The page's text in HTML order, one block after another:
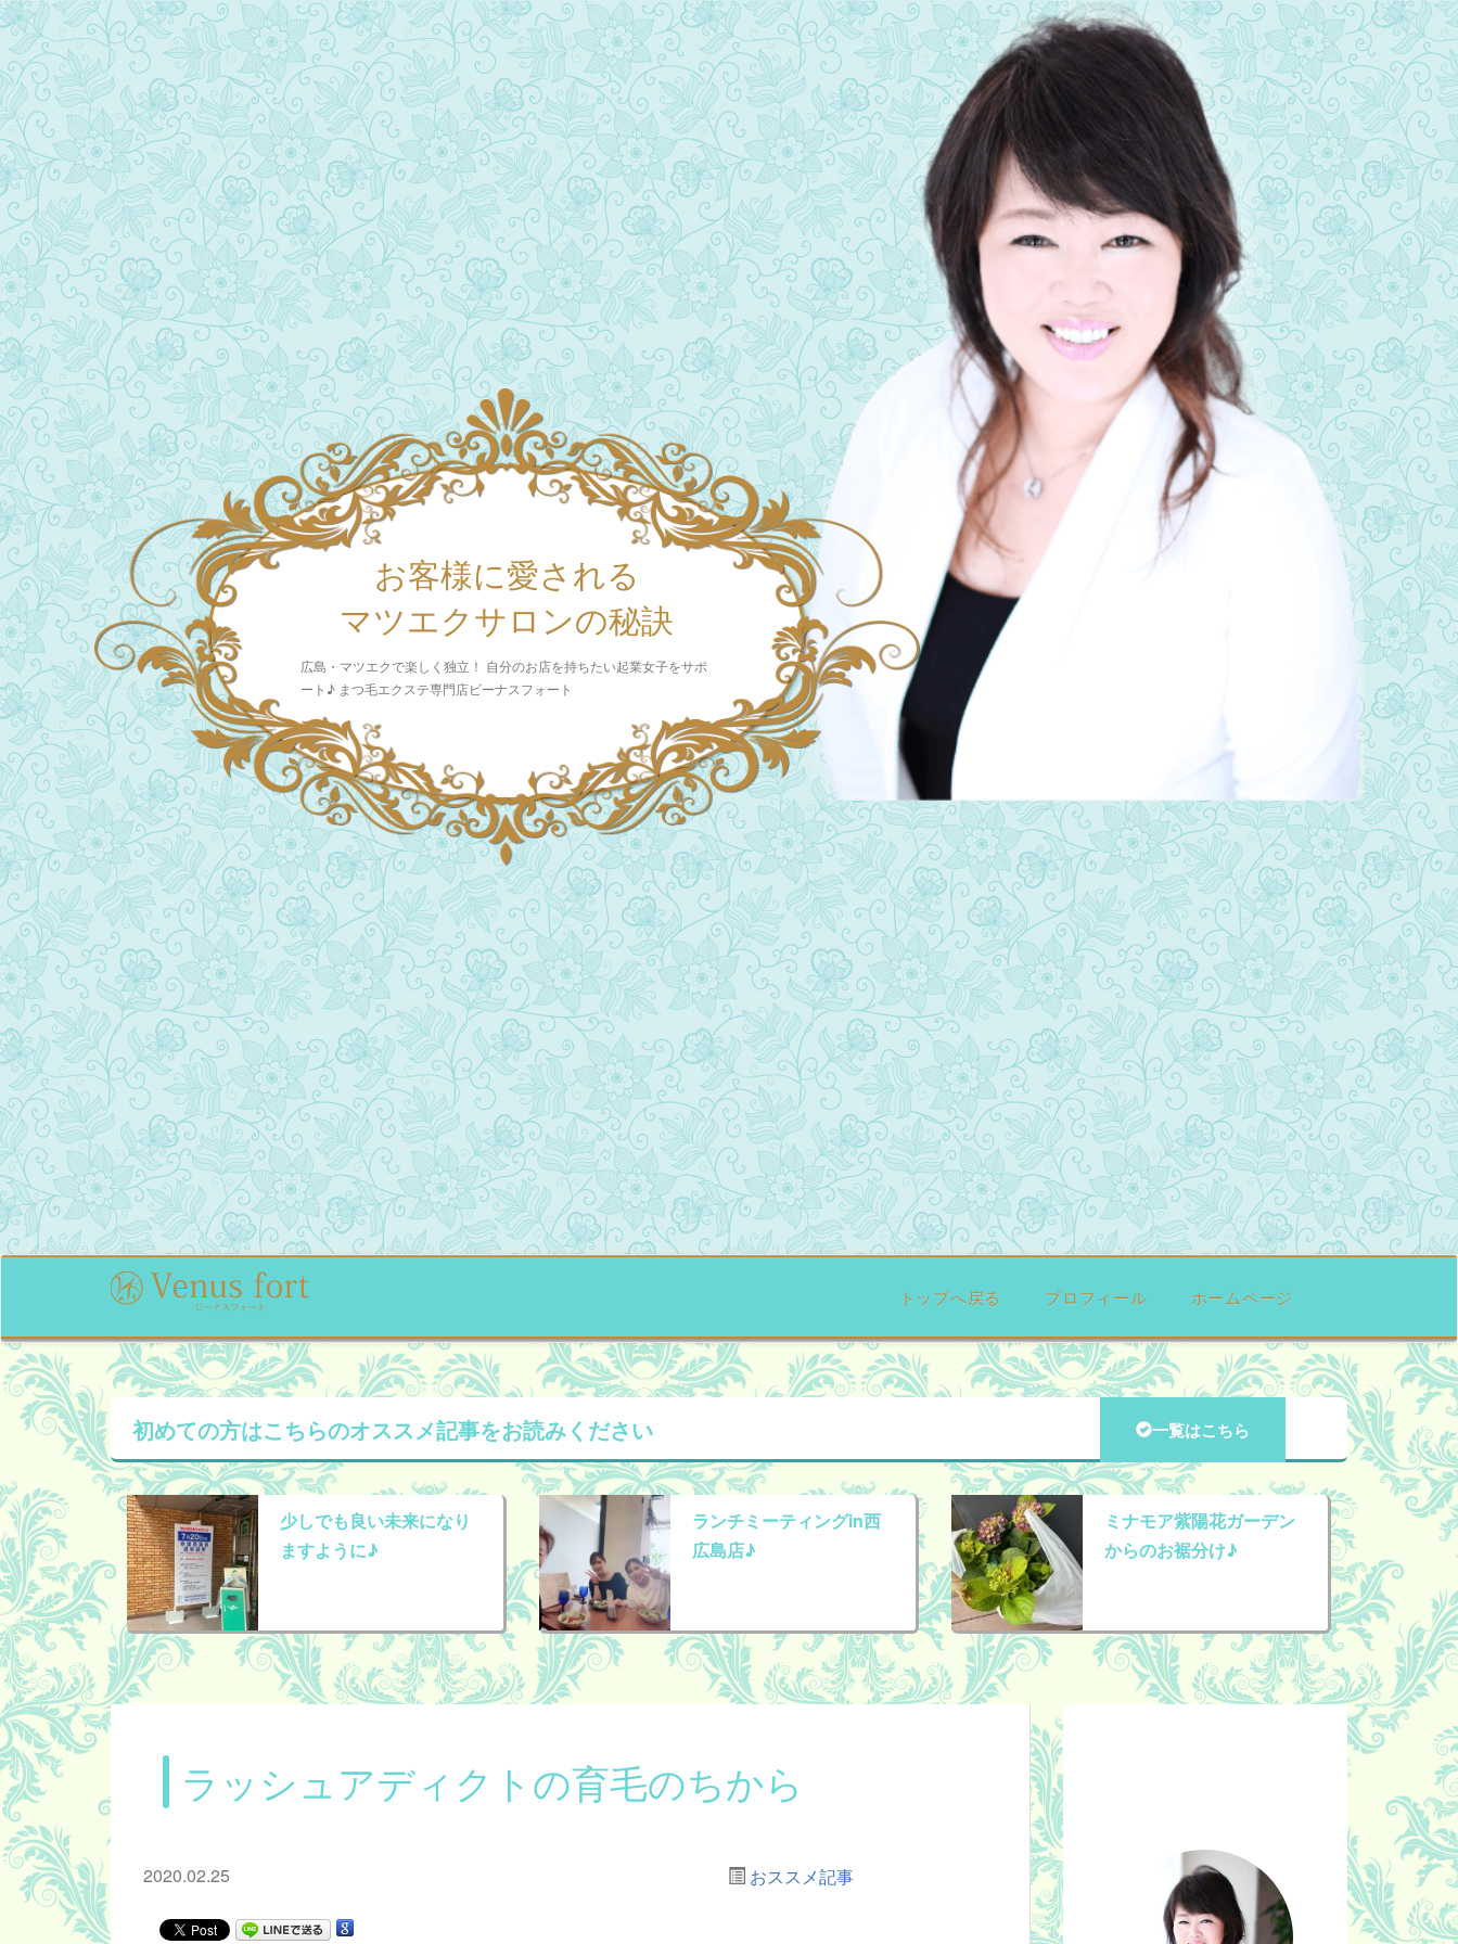
お客様に愛される
マツエクサロンの秘訣
広島・マツエクで楽しく独立！ 自分のお店を持ちたい起業女子をサポ
ート♪ まつ毛エクステ専門店ビーナスフォート
トップへ戻る プロフィール ホームページ
初めての方はこちらのオススメ記事をお読みください 一覧はこちら
少しでも良い未来になり
ますように♪
ランチミーティングin西
広島店♪
ミナモア紫陽花ガーデン
からのお裾分け♪
ラッシュアディクトの育毛のちから
2020.02.25 おススメ記事